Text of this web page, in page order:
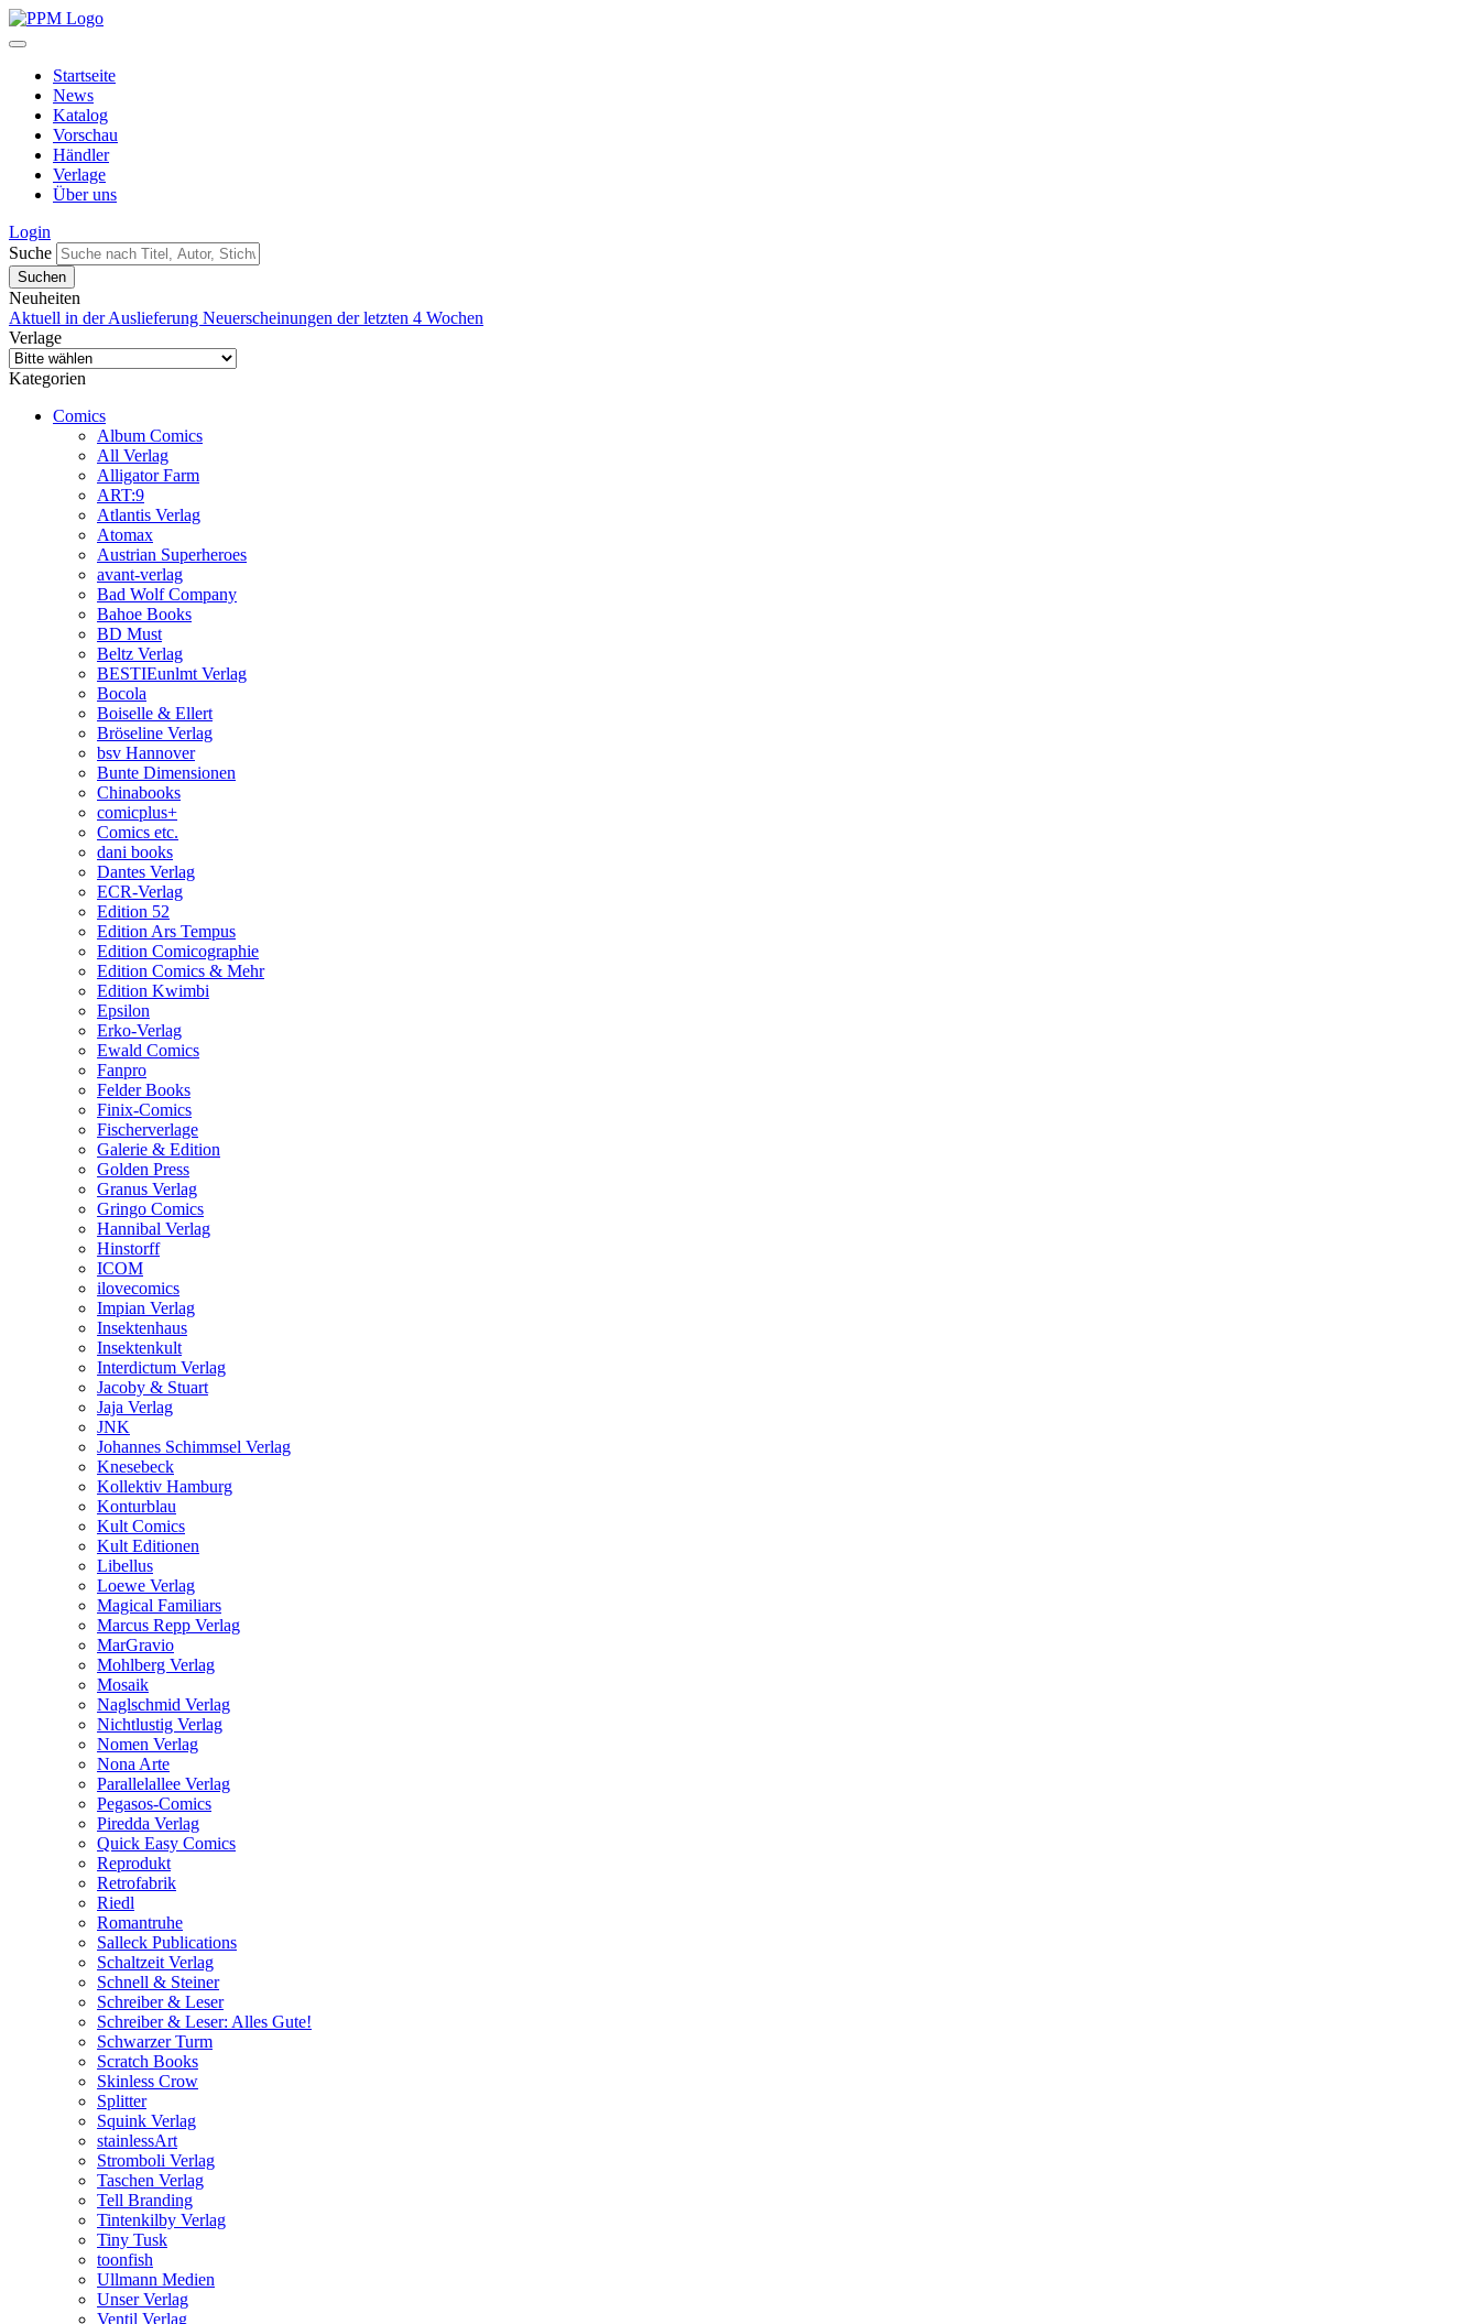
Startseite
News
Katalog
Vorschau
Händler
Verlage
Über uns
Login
Suche
Neuheiten
Aktuell in der Auslieferung Neuerscheinungen der letzten 4 Wochen
Verlage
Kategorien
Comics
Album Comics
All Verlag
Alligator Farm
ART:9
Atlantis Verlag
Atomax
Austrian Superheroes
avant-verlag
Bad Wolf Company
Bahoe Books
BD Must
Beltz Verlag
BESTIEunlmt Verlag
Bocola
Boiselle & Ellert
Bröseline Verlag
bsv Hannover
Bunte Dimensionen
Chinabooks
comicplus+
Comics etc.
dani books
Dantes Verlag
ECR-Verlag
Edition 52
Edition Ars Tempus
Edition Comicographie
Edition Comics & Mehr
Edition Kwimbi
Epsilon
Erko-Verlag
Ewald Comics
Fanpro
Felder Books
Finix-Comics
Fischerverlage
Galerie & Edition
Golden Press
Granus Verlag
Gringo Comics
Hannibal Verlag
Hinstorff
ICOM
ilovecomics
Impian Verlag
Insektenhaus
Insektenkult
Interdictum Verlag
Jacoby & Stuart
Jaja Verlag
JNK
Johannes Schimmsel Verlag
Knesebeck
Kollektiv Hamburg
Konturblau
Kult Comics
Kult Editionen
Libellus
Loewe Verlag
Magical Familiars
Marcus Repp Verlag
MarGravio
Mohlberg Verlag
Mosaik
Naglschmid Verlag
Nichtlustig Verlag
Nomen Verlag
Nona Arte
Parallelallee Verlag
Pegasos-Comics
Piredda Verlag
Quick Easy Comics
Reprodukt
Retrofabrik
Riedl
Romantruhe
Salleck Publications
Schaltzeit Verlag
Schnell & Steiner
Schreiber & Leser
Schreiber & Leser: Alles Gute!
Schwarzer Turm
Scratch Books
Skinless Crow
Splitter
Squink Verlag
stainlessArt
Stromboli Verlag
Taschen Verlag
Tell Branding
Tintenkilby Verlag
Tiny Tusk
toonfish
Ullmann Medien
Unser Verlag
Ventil Verlag